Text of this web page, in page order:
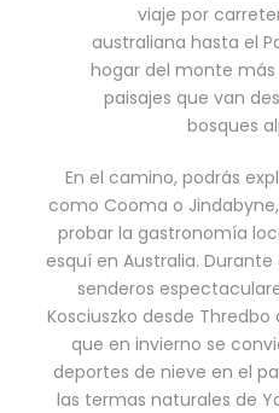
viaje por
australiana hasta el
hogar del monte
paisajes que van
bosques
En el camino, podrás
como Cooma o
probar la gastronomía
esquí en Australia.
senderos
Kosciuszko desde
que en invierno se
deportes de nieve en el
las termas naturales de